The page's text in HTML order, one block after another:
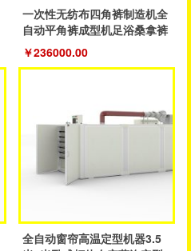
一次性无纺布四角裤制造机全
自动平角裤成型机足浴桑拿裤
制造机器
￥236000.00
全自动窗帘高温定型机器3.5